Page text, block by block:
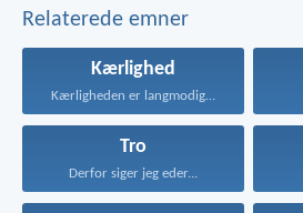
Relaterede emner
Kærlighed
Kærligheden er langmodig, er...
Tro
Derfor siger jeg eder...